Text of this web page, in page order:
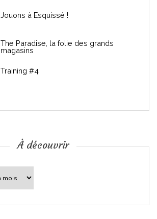
Jouons à Esquissé !
The Paradise, la folie des grands
magasins
Training #4
À découvrir